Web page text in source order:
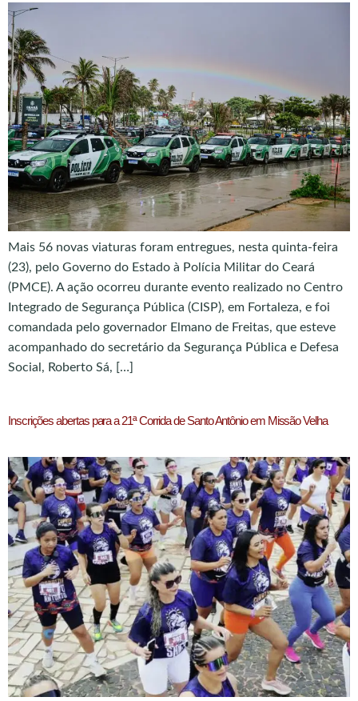
Mais 56 novas viaturas foram entregues, nesta quinta-feira
(23), pelo Governo do Estado à Polícia Militar do Ceará
(PMCE). A ação ocorreu durante evento realizado no Centro
Integrado de Segurança Pública (CISP), em Fortaleza, e foi
comandada pelo governador Elmano de Freitas, que esteve
acompanhado do secretário da Segurança Pública e Defesa
Social, Roberto Sá, […]
Inscrições abertas para a 21ª Corrida de Santo Antônio em Missão Velha